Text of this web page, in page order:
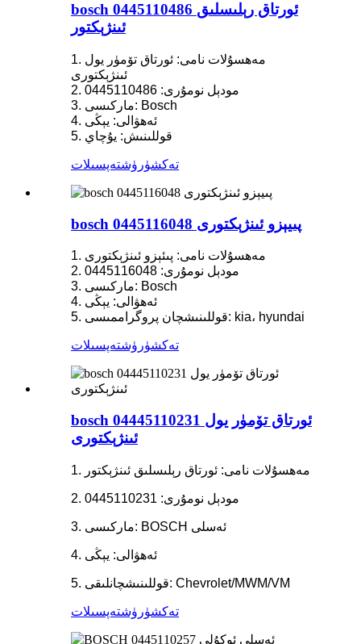
bosch 0445110486 ئورتاق رېلىسلىق
ئىنژېكتور
1. مەھسۇلات نامى: ئورتاق تۆمۈر يول
ئىنژېكتورى
2. مودېل نومۇرى: 0445110486
3. ماركىسى: Bosch
4. ئەھۋالى: يېڭى
5. قوللىنىش: يۇچاي
تەكشۈرۈشتەپسىلات
bosch 0445116048 پىيېزو ئىنژېكتورى
1. مەھسۇلات نامى: پىئېزو ئىنژېكتورى
2. مودېل نومۇرى: 0445116048
3. ماركىسى: Bosch
4. ئەھۋالى: يېڭى
5. قوللىنىشچان پروگراممىسى: kia، hyundai
تەكشۈرۈشتەپسىلات
bosch 04445110231 ئورتاق تۆمۈر يول
ئىنژېكتورى
1. مەھسۇلات نامى: ئورتاق رېلىسلىق ئىنژېكتور
2. مودېل نومۇرى: 0445110231
3. ماركىسى: BOSCH ئەسلى
4. ئەھۋالى: يېڭى
5. قوللىنىشچانلىقى: Chevrolet/MWM/VM
تەكشۈرۈشتەپسىلات